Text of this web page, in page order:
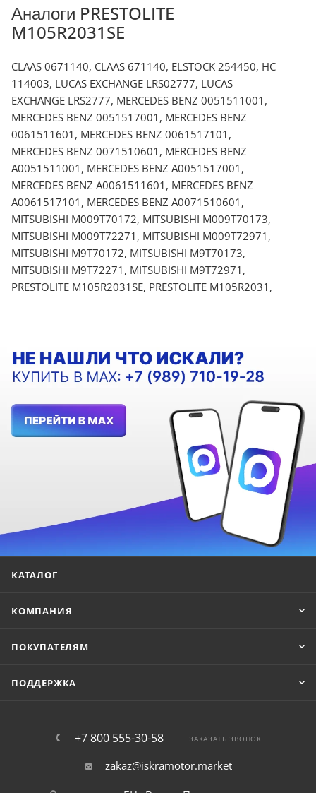
Аналоги PRESTOLITE
M105R2031SE
CLAAS 0671140, CLAAS 671140, ELSTOCK 254450, HC
114003, LUCAS EXCHANGE LRS02777, LUCAS
EXCHANGE LRS2777, MERCEDES BENZ 0051511001,
MERCEDES BENZ 0051517001, MERCEDES BENZ
0061511601, MERCEDES BENZ 0061517101,
MERCEDES BENZ 0071510601, MERCEDES BENZ
A0051511001, MERCEDES BENZ A0051517001,
MERCEDES BENZ A0061511601, MERCEDES BENZ
A0061517101, MERCEDES BENZ A0071510601,
MITSUBISHI M009T70172, MITSUBISHI M009T70173,
MITSUBISHI M009T72271, MITSUBISHI M009T72971,
MITSUBISHI M9T70172, MITSUBISHI M9T70173,
MITSUBISHI M9T72271, MITSUBISHI M9T72971,
PRESTOLITE M105R2031SE, PRESTOLITE M105R2031,
КАТАЛОГ
КОМПАНИЯ
ПОКУПАТЕЛЯМ
ПОДДЕРЖКА
+7 800 555-30-58 ЗАКАЗАТЬ ЗВОНОК
zakaz@iskramotor.market